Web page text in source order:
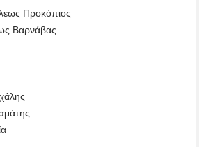
Προκόπιος
Βαρνάβας